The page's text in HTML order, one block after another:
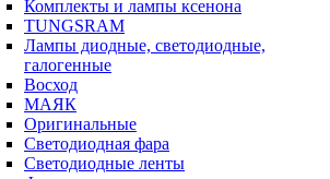
Комплекты и лампы ксенона
TUNGSRAM
Лампы диодные, светодиодные,
галогенные
Восход
МАЯК
Оригинальные
Светодиодная фара
Светодиодные ленты